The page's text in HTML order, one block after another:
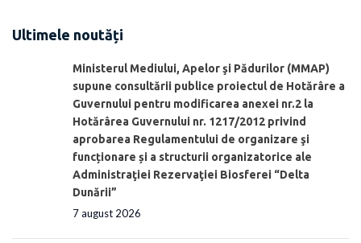
Ultimele noutăți
Ministerul Mediului, Apelor şi Pădurilor (MMAP)
supune consultării publice proiectul de Hotărâre a
Guvernului pentru modificarea anexei nr.2 la
Hotărârea Guvernului nr. 1217/2012 privind
aprobarea Regulamentului de organizare şi
funcționare și a structurii organizatorice ale
Administraţiei Rezervaţiei Biosferei “Delta
Dunării”
7 august 2026